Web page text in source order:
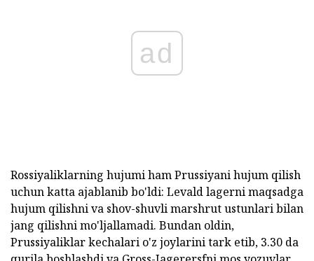
ad
Rossiyaliklarning hujumi ham Prussiyani hujum qilish
uchun katta ajablanib bo'ldi: Levald lagerni maqsadga
hujum qilishni va shov-shuvli marshrut ustunlari bilan
jang qilishni mo'ljallamadi. Bundan oldin,
Prussiyaliklar kechalari o'z joylarini tark etib, 3.30 da